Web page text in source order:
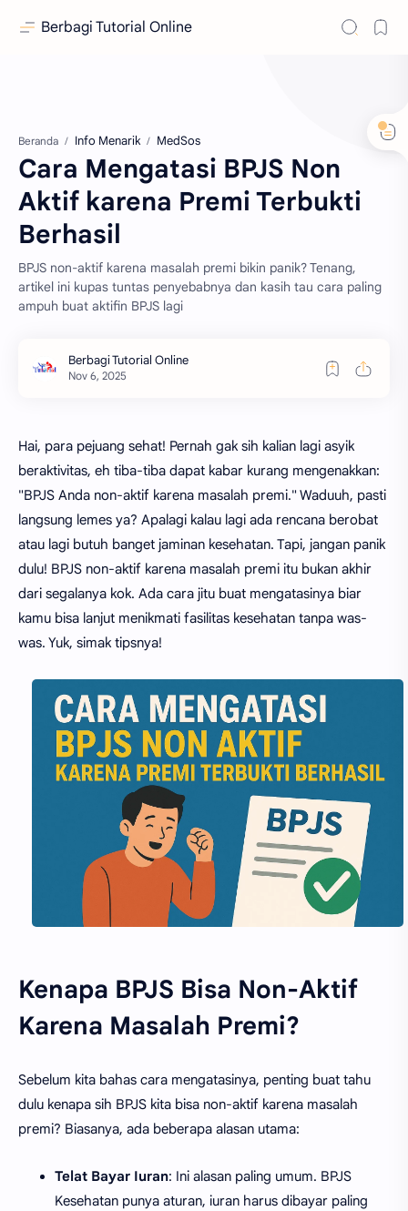
Berbagi Tutorial Online
Beranda Info Menarik MedSos
Cara Mengatasi BPJS Non
Aktif karena Premi Terbukti
Berhasil
BPJS non-aktif karena masalah premi bikin panik? Tenang,
artikel ini kupas tuntas penyebabnya dan kasih tau cara paling
ampuh buat aktifin BPJS lagi
Hai, para pejuang sehat! Pernah gak sih kalian lagi asyik
beraktivitas, eh tiba-tiba dapat kabar kurang mengenakkan:
"BPJS Anda non-aktif karena masalah premi." Waduuh, pasti
langsung lemes ya? Apalagi kalau lagi ada rencana berobat
atau lagi butuh banget jaminan kesehatan. Tapi, jangan panik
dulu! BPJS non-aktif karena masalah premi itu bukan akhir
dari segalanya kok. Ada cara jitu buat mengatasinya biar
kamu bisa lanjut menikmati fasilitas kesehatan tanpa was-
was. Yuk, simak tipsnya!
Kenapa BPJS Bisa Non-Aktif
Karena Masalah Premi?
Sebelum kita bahas cara mengatasinya, penting buat tahu
dulu kenapa sih BPJS kita bisa non-aktif karena masalah
premi? Biasanya, ada beberapa alasan utama:
Telat Bayar Iuran: Ini alasan paling umum. BPJS
Kesehatan punya aturan, iuran harus dibayar paling